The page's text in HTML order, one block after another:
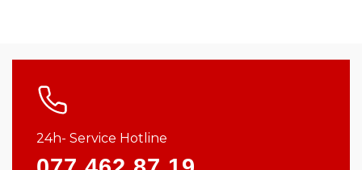
24h- Service Hotline